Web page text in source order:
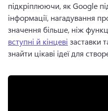
підкріплюючи, як Google
інформації, нагадування
значення більше, ніж
вступні й кінцеві заставки
знайти цікаві ідеї для